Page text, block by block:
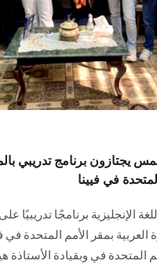
يجتازون برنامج تدريبي
في فيينا
اللغة الإنجليزية برنامجًا تدريبيًا
بمقر الأمم المتحدة في
‏في وبقيادة الأستاذة